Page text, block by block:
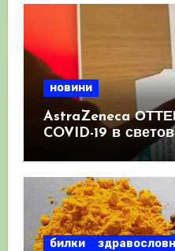
новини
AstraZeneca
COVID-19 в
като призна, че
билки